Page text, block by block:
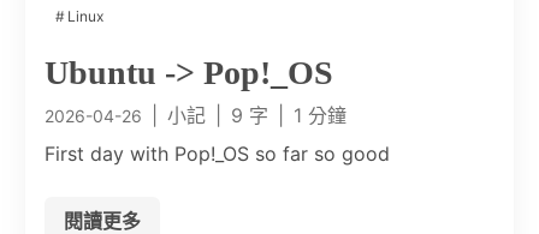
Linux
Ubuntu -> Pop!_OS
2026-04-26 小記 9 字
1 分鐘
First day with Pop!_OS so far so good
閱讀更多